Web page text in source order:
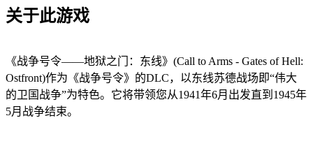
关于此游戏
《战争号令——地狱之门：东线》(Call to Arms - Gates of Hell:
Ostfront)作为《战争号令》的DLC，以东线苏德战场即“伟大
的卫国战争”为特色。它将带领您从1941年6月出发直到1945年
5月战争结束。